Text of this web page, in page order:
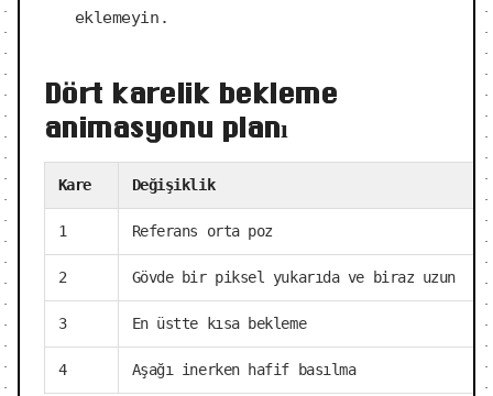
eklemeyin.
Dört karelik bekleme
animasyonu planı
Kare Değişiklik
1 Referans orta poz
2 Gövde bir piksel yukarıda ve biraz uzun
3 En üstte kısa bekleme
4 Aşağı inerken hafif basılma